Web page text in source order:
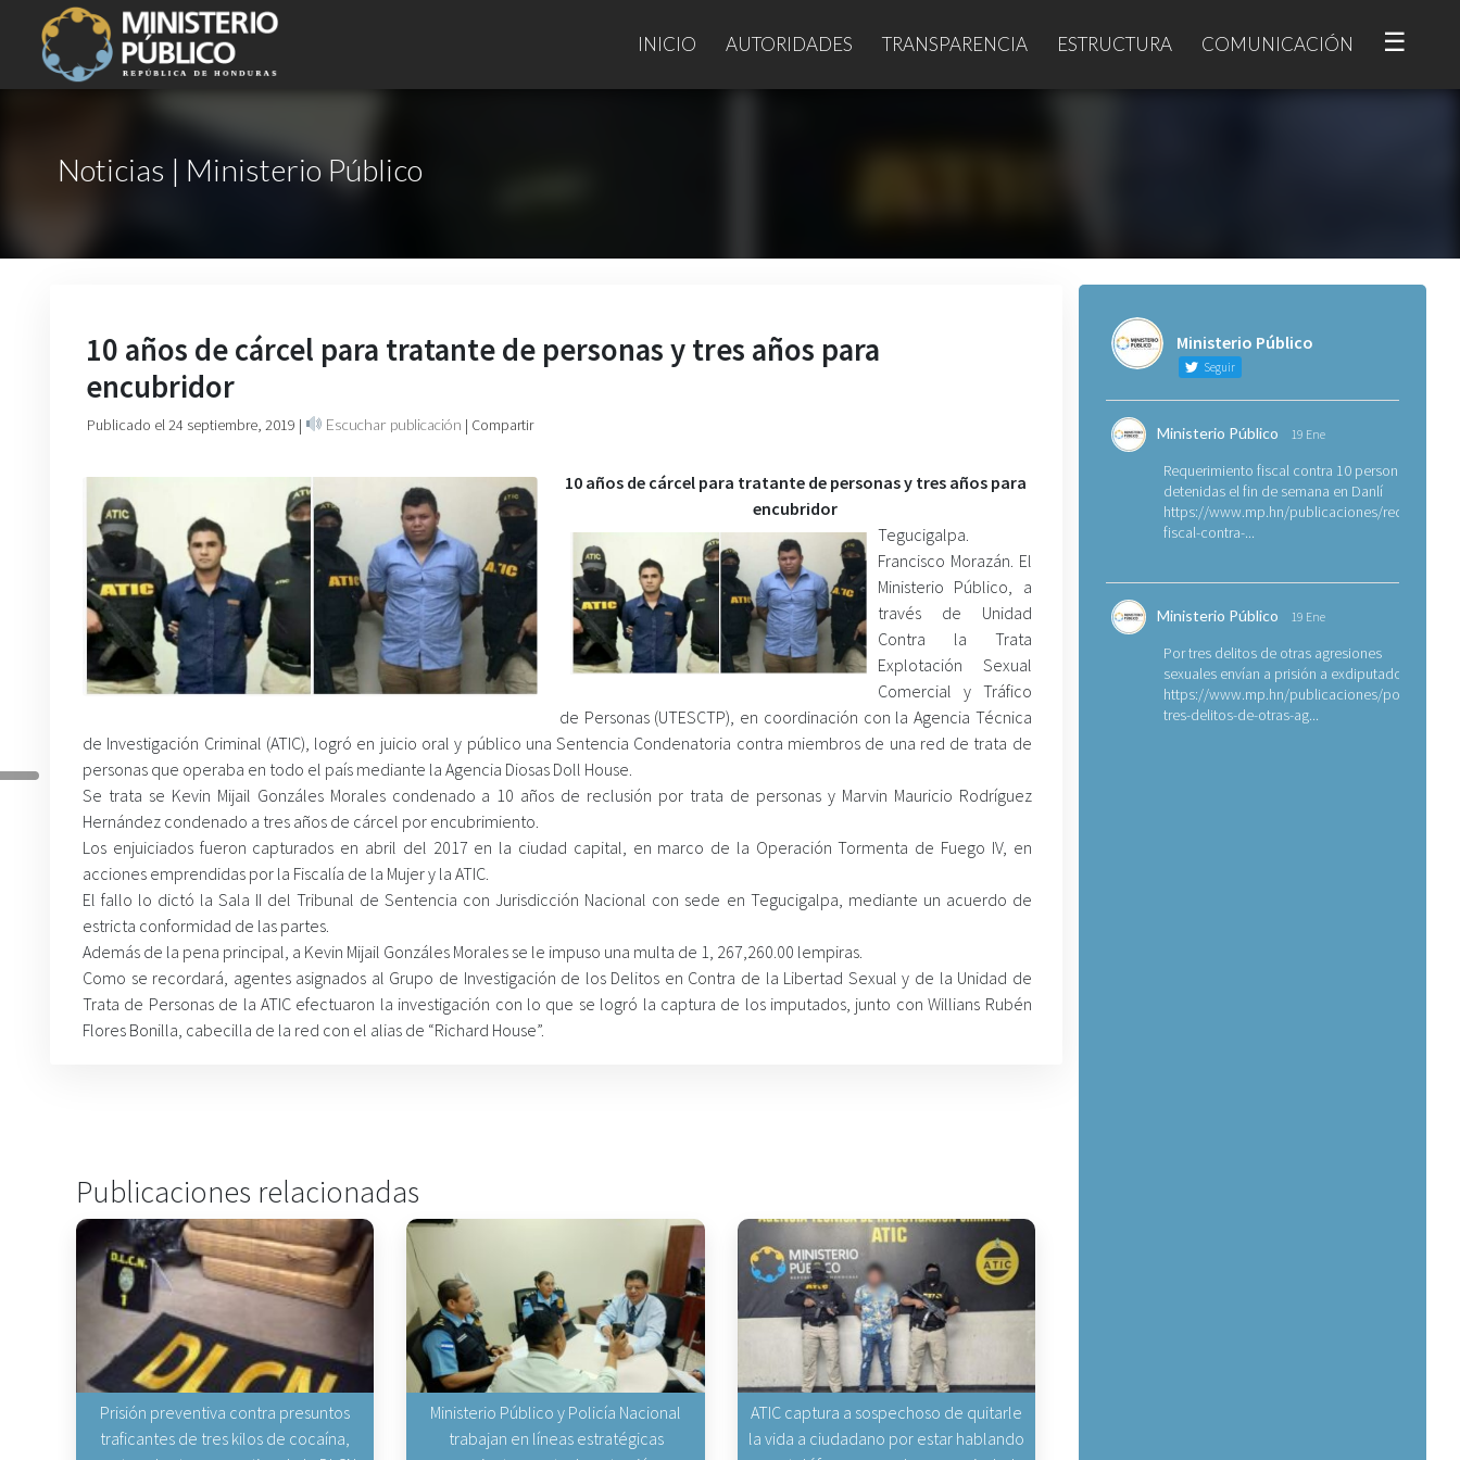
INICIO AUTORIDADES TRANSPARENCIA ESTRUCTURA COMUNICACIÓN ☰
Noticias | Ministerio Público
10 años de cárcel para tratante de personas y tres años para
encubridor
Publicado el 24 septiembre, 2019 | Escuchar publicación | Compartir
10 años de cárcel para tratante de personas y tres años para
encubridor
Tegucigalpa.
Francisco Morazán. El
Ministerio Público, a
través de Unidad
Contra la Trata
Explotación Sexual
Comercial y Tráfico
de Personas (UTESCTP), en coordinación con la Agencia Técnica
de Investigación Criminal (ATIC), logró en juicio oral y público una Sentencia Condenatoria contra miembros de una red de trata de
personas que operaba en todo el país mediante la Agencia Diosas Doll House.
Se trata se Kevin Mijail Gonzáles Morales condenado a 10 años de reclusión por trata de personas y Marvin Mauricio Rodríguez
Hernández condenado a tres años de cárcel por encubrimiento.
Los enjuiciados fueron capturados en abril del 2017 en la ciudad capital, en marco de la Operación Tormenta de Fuego IV, en
acciones emprendidas por la Fiscalía de la Mujer y la ATIC.
El fallo lo dictó la Sala II del Tribunal de Sentencia con Jurisdicción Nacional con sede en Tegucigalpa, mediante un acuerdo de
estricta conformidad de las partes.
Además de la pena principal, a Kevin Mijail Gonzáles Morales se le impuso una multa de 1, 267,260.00 lempiras.
Como se recordará, agentes asignados al Grupo de Investigación de los Delitos en Contra de la Libertad Sexual y de la Unidad de
Trata de Personas de la ATIC efectuaron la investigación con lo que se logró la captura de los imputados, junto con Willians Rubén
Flores Bonilla, cabecilla de la red con el alias de “Richard House”.
Publicaciones relacionadas
Prisión preventiva contra presuntos
traficantes de tres kilos de cocaína,
Ministerio Público y Policía Nacional
trabajan en líneas estratégicas
ATIC captura a sospechoso de quitarle
la vida a ciudadano por estar hablando
Ministerio Público
Seguir
Ministerio Público 19 Ene
Requerimiento fiscal contra 10 personas
detenidas el fin de semana en Danlí
https://www.mp.hn/publicaciones/
fiscal-contra-...
Ministerio Público 19 Ene
Por tres delitos de otras agresiones
sexuales envían a prisión a exdiputado
https://www.mp.hn/publicaciones/por-
tres-delitos-de-otras-ag...